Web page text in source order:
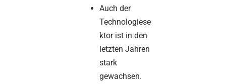
Auch der
Technologiese
ktor ist in den
letzten Jahren
stark
gewachsen.